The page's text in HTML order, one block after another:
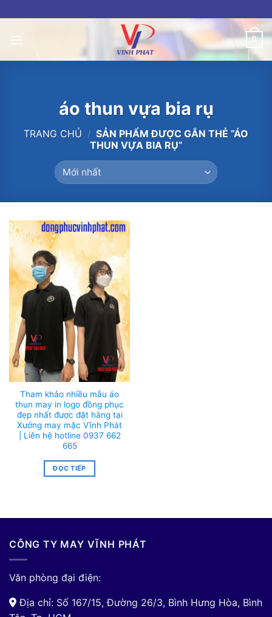
to
content
0
áo thun vựa bia rụ
TRANG CHỦ / SẢN PHẨM ĐƯỢC GẮN THẺ “ÁO
THUN VỰA BIA RỤ”
Tham khảo nhiều mẫu áo
thun may in logo đồng phục
đẹp nhất được đặt hàng tại
Xưởng may mặc Vĩnh Phát
| Liên hệ hotline 0937 662
665
ĐỌC TIẾP
CÔNG TY MAY VĨNH PHÁT
Văn phòng đại điện:
Địa chỉ: Số 167/15, Đường 26/3, Bình Hưng Hòa, Bình